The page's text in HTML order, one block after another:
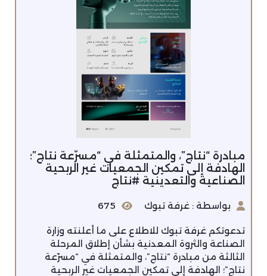
مبادرة “نتاج”، والمتمثلة في “مسرّعة نتاج”؛
الهادفة إلى تمكين الجمعيات غير الربحية
الصناعية والتعدينية #نتاج
بواسطة : غرفة تبوك 675
تدعوتكم غرفة تبوك للاطلاع على ما أعلنته وزارة
الصناعة والثروة المعدنية بشأن إطلاق المرحلة
الثالثة من مبادرة “نتاج”، والمتمثلة في “مسرّعة
نتاج”؛ الهادفة إلى تمكين الجمعيات غير الربحية